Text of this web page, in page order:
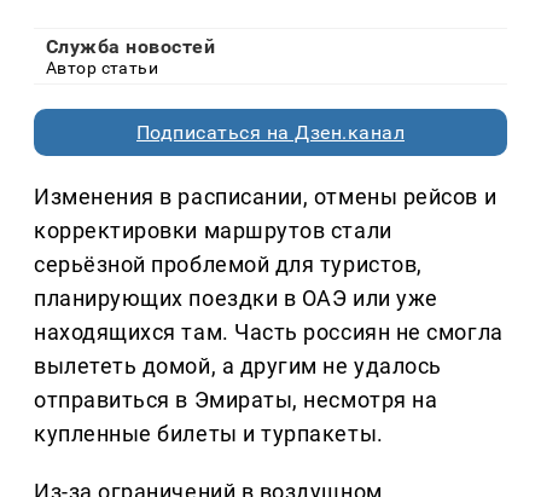
Служба новостей
Автор статьи
Подписаться на Дзен.канал
Изменения в расписании, отмены рейсов и
корректировки маршрутов стали
серьёзной проблемой для туристов,
планирующих поездки в ОАЭ или уже
находящихся там. Часть россиян не смогла
вылететь домой, а другим не удалось
отправиться в Эмираты, несмотря на
купленные билеты и турпакеты.
Из-за ограничений в воздушном